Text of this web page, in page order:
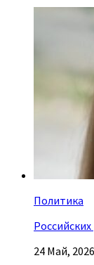
Политика
24 Май, 2026